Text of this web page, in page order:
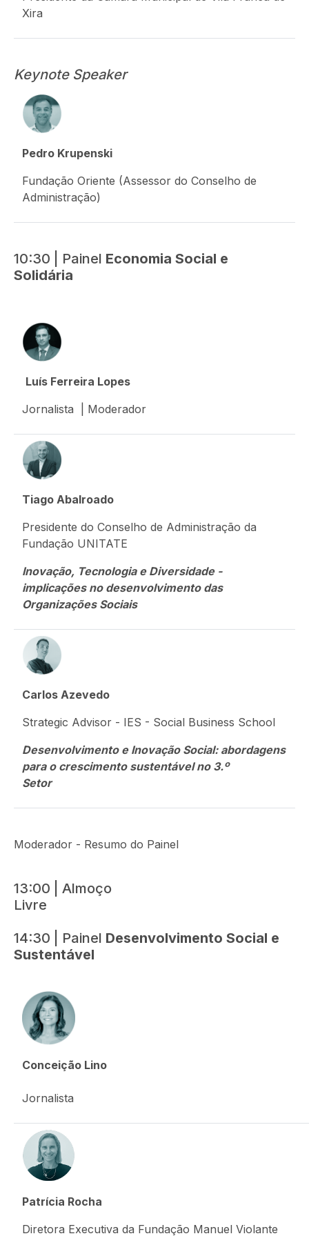
Xira
Keynote Speaker
Pedro Krupenski
Fundação Oriente (Assessor do Conselho de
Administração)
10:30 | Painel Economia Social e
Solidária
Luís Ferreira Lopes
Jornalista | Moderador
Tiago Abalroado
Presidente do Conselho de Administração da
Fundação UNITATE
Inovação, Tecnologia e Diversidade -
implicações no desenvolvimento das
Organizações Sociais
Carlos Azevedo
Strategic Advisor - IES - Social Business School
Desenvolvimento e Inovação Social: abordagens
para o crescimento sustentável no 3.º
Setor
Moderador - Resumo do Painel
13:00 | Almoço
14:30 | Painel Desenvolvimento Social e
Sustentável
Conceição Lino
Jornalista
Patrícia Rocha
Diretora Executiva da Fundação Manuel Violante